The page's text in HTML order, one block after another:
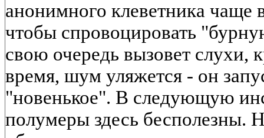
анонимного клеветника чаще
чтобы спровоцировать
свою очередь вызовет слухи,
время, шум уляжется - он
"новенькое". В следующую
полумеры здесь бесполезны.